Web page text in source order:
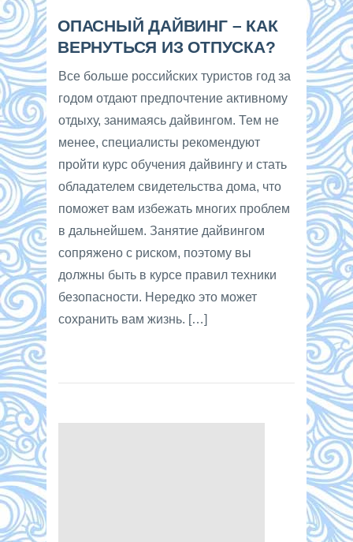
ОПАСНЫЙ ДАЙВИНГ – КАК
ВЕРНУТЬСЯ ИЗ ОТПУСКА?
Все больше российских туристов год за
годом отдают предпочтение активному
отдыху, занимаясь дайвингом. Тем не
менее, специалисты рекомендуют
пройти курс обучения дайвингу и стать
обладателем свидетельства дома, что
поможет вам избежать многих проблем
в дальнейшем. Занятие дайвингом
сопряжено с риском, поэтому вы
должны быть в курсе правил техники
безопасности. Нередко это может
сохранить вам жизнь. […]